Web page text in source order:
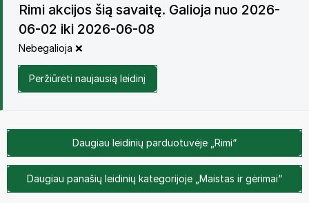
Rimi akcijos šią savaitę. Galioja nuo 2026-
06-02 iki 2026-06-08
Nebegalioja ❌
Peržiūrėti naujausią leidinį
Daugiau leidinių parduotuvėje „Rimi“
Daugiau panašių leidinių kategorijoje „Maistas ir gėrimai“